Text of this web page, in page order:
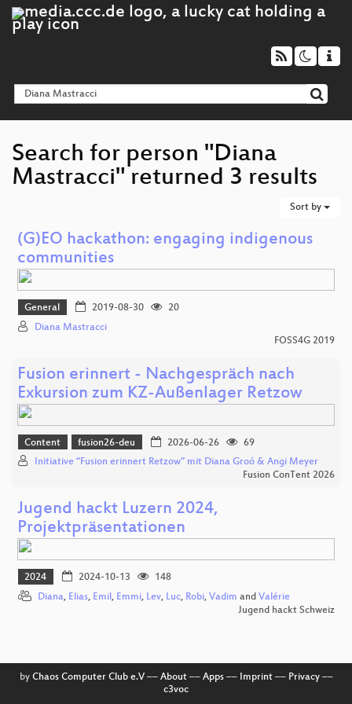
Search for person "Diana
Mastracci" returned 3 results
Sort by
(G)EO hackathon: engaging indigenous
communities
General 2019-08-30
20
Diana Mastracci
FOSS4G 2019
Fusion erinnert - Nachgespräch nach
Exkursion zum KZ-Außenlager Retzow
Content fusion26-deu 2026-06-26
69
Initiative “Fusion erinnert Retzow” mit Diana Groó & Angi Meyer
Fusion ConTent 2026
Jugend hackt Luzern 2024,
Projektpräsentationen
2024 2024-10-13
148
Diana, Elias, Emil , Emmi, Lev, Luc, Robi, Vadim and Valérie
Jugend hackt Schweiz
by Chaos Computer Club e.V–– About–– Apps–– Imprint–– Privacy––
c3voc